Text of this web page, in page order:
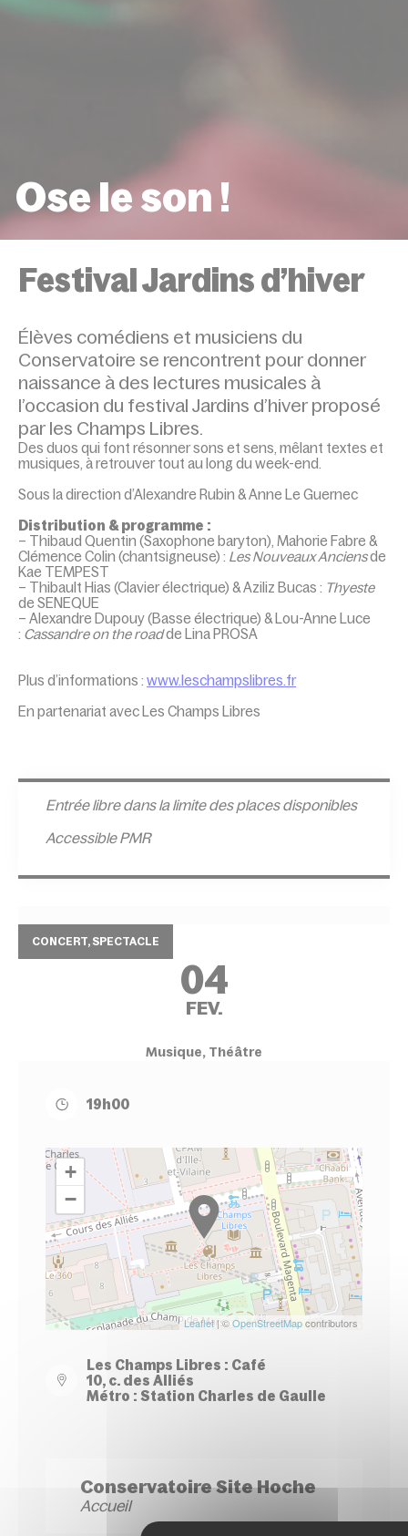
Ose le son !
Festival Jardins d’hiver
Élèves comédiens et musiciens du
Conservatoire se rencontrent pour donner
naissance à des lectures musicales à
l’occasion du festival Jardins d’hiver proposé
par les Champs Libres.
Des duos qui font résonner sons et sens, mêlant textes et
musiques, à retrouver tout au long du week-end.
Sous la direction d’Alexandre Rubin & Anne Le Guernec
Distribution & programme :
– Thibaud Quentin (Saxophone baryton), Mahorie Fabre &
Clémence Colin (chantsigneuse) : Les Nouveaux Anciensde
Kae TEMPEST
– Thibault Hias (Clavier électrique) & Aziliz Bucas : Thyeste
de SENEQUE
– Alexandre Dupouy (Basse électrique) & Lou-Anne Luce
: Cassandre on the roadde Lina PROSA
Plus d’informations : www.leschampslibres.fr
En partenariat avec Les Champs Libres
Entrée libre dans la limite des places disponibles
Accessible PMR
CONCERT, SPECTACLE
04
FEV.
Musique, Théâtre
19h00
+
−
Leaflet| ©OpenStreetMapcontributors
Les Champs Libres : Café
10, c. des Alliés
Métro : Station Charles de Gaulle
Conservatoire Site Hoche
Accueil